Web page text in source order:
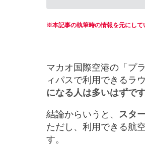
※本記事の執筆時の情報を元にして
マカオ国際空港の「プ
ィパスで利用できるラ
になる人は多いはずです
結論からいうと、 スタ
ただし、利用できる航
す。